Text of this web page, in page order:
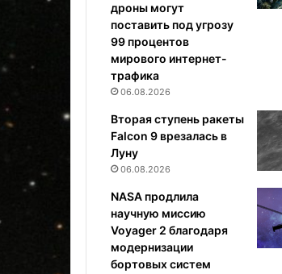
дроны могут
поставить под угрозу
99 процентов
мирового интернет-
трафика
06.08.2026
Вторая ступень ракеты
Falcon 9 врезалась в
Луну
06.08.2026
NASA продлила
научную миссию
Voyager 2 благодаря
модернизации
бортовых систем